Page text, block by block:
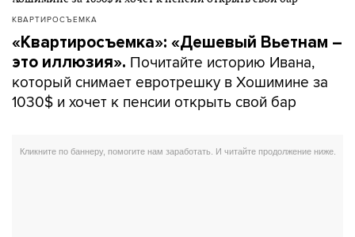
КВАРТИРОСЪЕМКА
«Квартиросъемка»: «Дешевый Вьетнам –
это иллюзия». Почитайте историю Ивана,
который снимает евротрешку в Хошимине за
1030$ и хочет к пенсии открыть свой бар